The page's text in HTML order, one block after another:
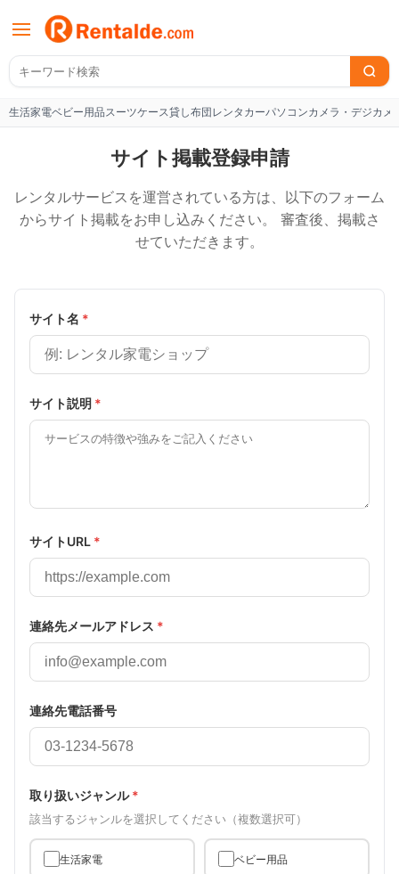
生活家電ベビー用品スーツケース貸し布団レンタカーパソコンカメラ・デジカメ
サイト掲載登録申請
レンタルサービスを運営されている方は、以下のフォーム
からサイト掲載をお申し込みください。 審査後、掲載さ
せていただきます。
サイト名 *
サイト説明 *
サイトURL *
連絡先メールアドレス *
連絡先電話番号
取り扱いジャンル*
該当するジャンルを選択してください（複数選択可）
生活家電 ベビー用品